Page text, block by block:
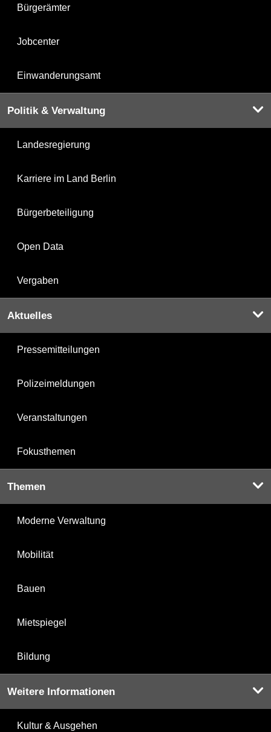
Bürgerämter
Jobcenter
Einwanderungsamt
Politik & Verwaltung
Landesregierung
Karriere im Land Berlin
Bürgerbeteiligung
Open Data
Vergaben
Aktuelles
Pressemitteilungen
Polizeimeldungen
Veranstaltungen
Fokusthemen
Themen
Moderne Verwaltung
Mobilität
Bauen
Mietspiegel
Bildung
Weitere Informationen
Kultur & Ausgehen